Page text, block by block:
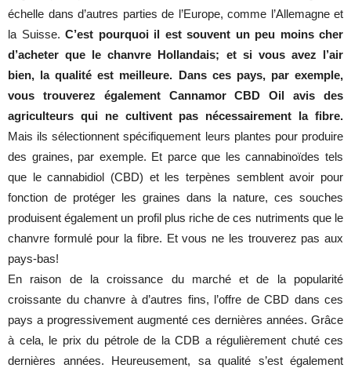
échelle dans d’autres parties de l’Europe, comme l’Allemagne et
la Suisse. C’est pourquoi il est souvent un peu moins cher
d’acheter que le chanvre Hollandais; et si vous avez l’air
bien, la qualité est meilleure. Dans ces pays, par exemple,
vous trouverez également Cannamor CBD Oil avis des
agriculteurs qui ne cultivent pas nécessairement la fibre.
Mais ils sélectionnent spécifiquement leurs plantes pour produire
des graines, par exemple. Et parce que les cannabinoïdes tels
que le cannabidiol (CBD) et les terpènes semblent avoir pour
fonction de protéger les graines dans la nature, ces souches
produisent également un profil plus riche de ces nutriments que le
chanvre formulé pour la fibre. Et vous ne les trouverez pas aux
pays-bas!
En raison de la croissance du marché et de la popularité
croissante du chanvre à d’autres fins, l’offre de CBD dans ces
pays a progressivement augmenté ces dernières années. Grâce
à cela, le prix du pétrole de la CDB a régulièrement chuté ces
dernières années. Heureusement, sa qualité s’est également